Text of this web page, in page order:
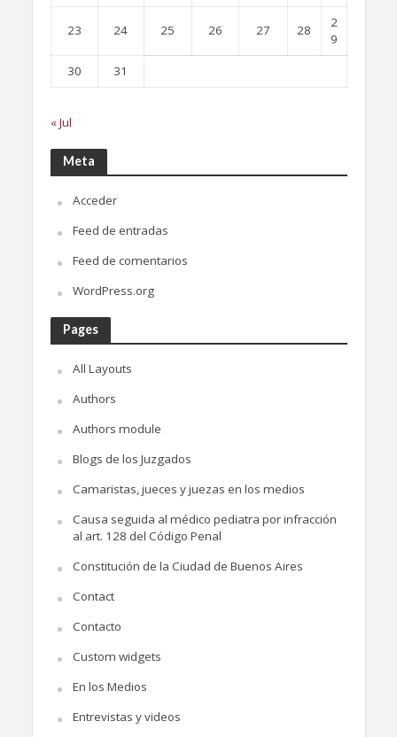
23 24 25 26 27 28
2
9
30
31
« Jul
Meta
Acceder
Feed de entradas
Feed de comentarios
WordPress.org
Pages
All Layouts
Authors
Authors module
Blogs de los Juzgados
Camaristas, jueces y juezas en los medios
Causa seguida al médico pediatra por infracción
al art. 128 del Código Penal
Constitución de la Ciudad de Buenos Aires
Contact
Contacto
Custom widgets
En los Medios
Entrevistas y videos